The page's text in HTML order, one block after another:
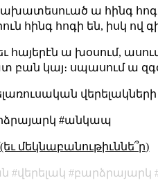
ա հինգ
հինգ հոգի են, իսկ
հայերէն ա խօսում,
կայ։ սպասում ա
վերելակների
#անկապ
մեկնաբանութիւննե՞ր)
վերելակ բարձրայարկ